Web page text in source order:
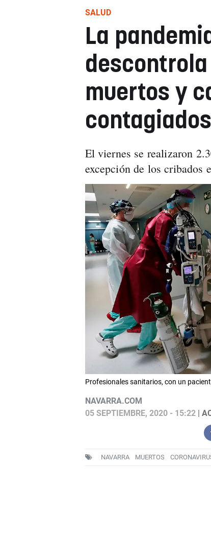
SALUD
La
muertos y
contagiados
El viernes se realizaron
excepción de los cribados
Profesionales sanitarios, con un
NAVARRA.COM
05 SEPTIEMBRE, 2020 - 15:22|
NAVARRA MUERTOS